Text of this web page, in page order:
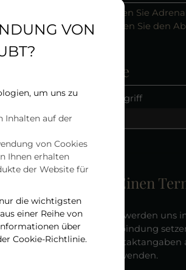
Grund berühmt.
Welt der
einige der
Brauchen Sie
Besuchen Sie den
Suche
Suchbegriff
Einen
Wir werden uns
Verbindung
verwenden.
VON
um uns zu
Inhalten auf der
von Cookies
Ihnen erhalten
der Website für
die wichtigsten
einer Reihe von
über
Cookie-Richtlinie.